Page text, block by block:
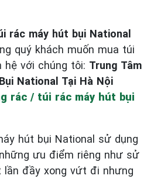
rác máy hút bụi National
quý khách muốn mua túi
hệ với chúng tôi: Trung Tâm
National Tại Hà Nội
rác / túi rác máy hút bụi
hút bụi National sử dụng
ưu điểm riêng như sử
lần đầy xong vứt đi nhưng